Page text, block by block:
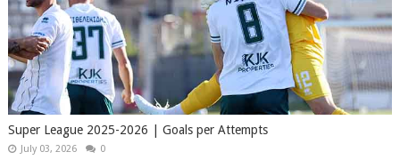
Super League 2025-2026 | Goals per Attempts
July 03, 2026 0